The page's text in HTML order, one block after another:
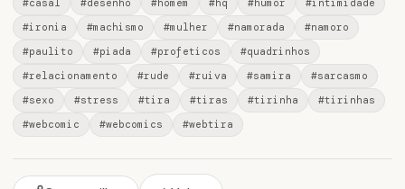
#ironia
#machismo #mulher #namorada
#namoro
#paulito
#piada #profeticos
#quadrinhos
#relacionamento
#rude #ruiva #samira
#sarcasmo
#sexo
#stress #tira #tiras #tirinha
#tirinhas
#webcomic
#webcomics #webtira